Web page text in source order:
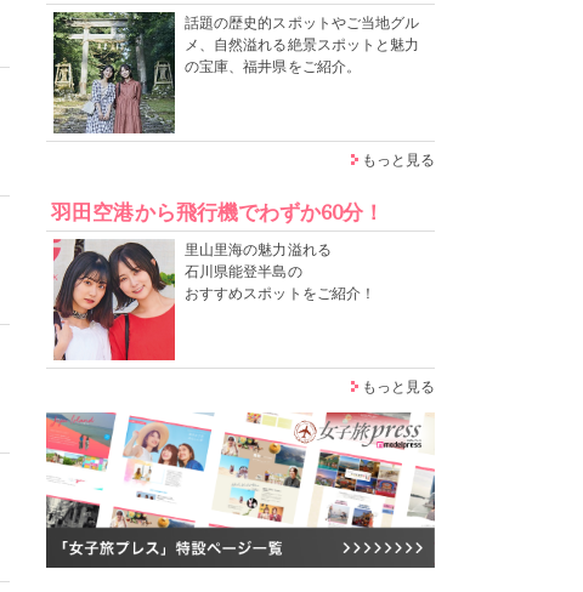
話題の歴史的スポットやご当地グル
メ、自然溢れる絶景スポットと魅力
の宝庫、福井県をご紹介。
もっと見る
羽田空港から飛行機でわずか60分！
里山里海の魅力溢れる
石川県能登半島の
おすすめスポットをご紹介！
もっと見る